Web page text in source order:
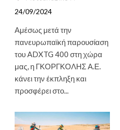
24/09/2024
Αμέσως μετά την
πανευρωπαϊκή παρουσίαση
του ADXTG 400 στη χώρα
μας, η ΓΚΟΡΓΚΟΛΗΣ Α.Ε.
κάνει την έκπληξη και
προσφέρει στο...